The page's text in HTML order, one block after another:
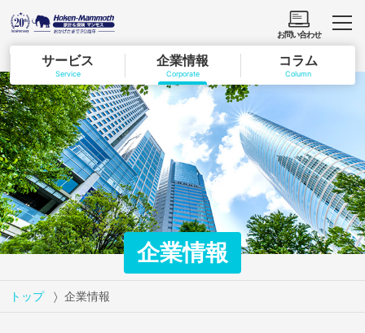
サービス
Service
企業情報
Corporate
コラム
Column
お問い合わせ
企業情報
トップ 企業情報